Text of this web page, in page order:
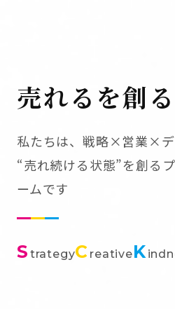
売れるを創る
私たちは、戦略×営業×デ
“売れ続ける状態”を創る
ームです
S trategyC reativeK